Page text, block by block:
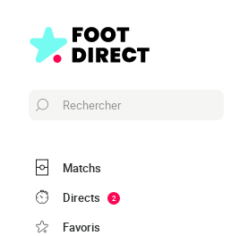
Rechercher
Matchs
Directs
2
Favoris